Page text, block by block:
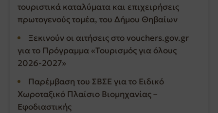
τουριστικά καταλύματα και επιχειρήσεις
πρωτογενούς τομέα, του Δήμου Θηβαίων
Ξεκινούν οι αιτήσεις στο vouchers.gov.gr
για το Πρόγραμμα «Τουρισμός για όλους
2026-2027»
Παρέμβαση του ΣΒΣΕ για το Ειδικό
Χωροταξικό Πλαίσιο Βιομηχανίας –
Εφοδιαστικής